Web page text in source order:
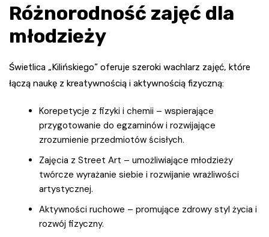
Różnorodność zajęć dla
młodzieży
Świetlica „Kilińskiego” oferuje szeroki wachlarz zajęć, które
łączą naukę z kreatywnością i aktywnością fizyczną:
Korepetycje z fizyki i chemii – wspierające
przygotowanie do egzaminów i rozwijające
zrozumienie przedmiotów ścisłych.
Zajęcia z Street Art – umożliwiające młodzieży
twórcze wyrażanie siebie i rozwijanie wrażliwości
artystycznej.
Aktywności ruchowe – promujące zdrowy styl życia i
rozwój fizyczny.